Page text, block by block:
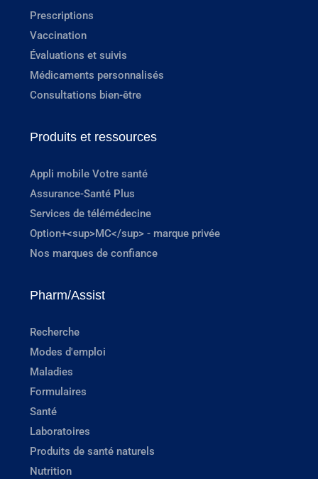
Prescriptions
Vaccination
Évaluations et suivis
Médicaments personnalisés
Consultations bien-être
Produits et ressources
Appli mobile Votre santé
Assurance-Santé Plus
Services de télémédecine
Option+<sup>MC</sup> - marque privée
Nos marques de confiance
Pharm/Assist
Recherche
Modes d'emploi
Maladies
Formulaires
Santé
Laboratoires
Produits de santé naturels
Nutrition